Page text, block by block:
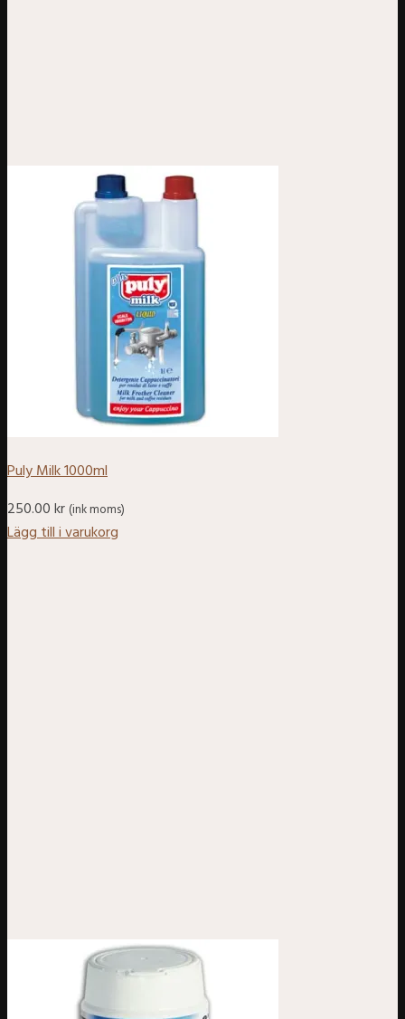
Puly Milk 1000ml
250.00kr (ink moms)
Lägg till i varukorg